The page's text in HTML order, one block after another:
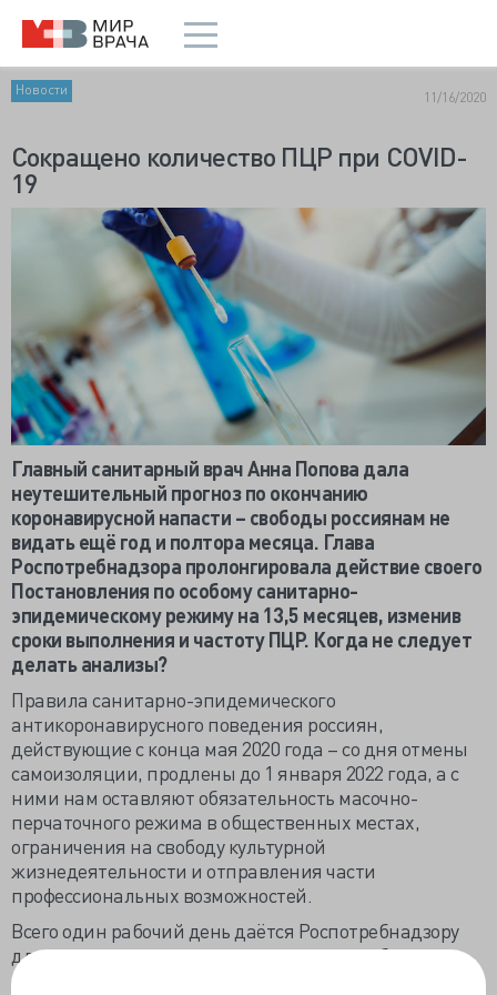
Новости 11/16/2020
Сокращено количество ПЦР при COVID-
19
Главный санитарный врач Анна Попова дала
неутешительный прогноз по окончанию
коронавирусной напасти – свободы россиянам не
видать ещё год и полтора месяца. Глава
Роспотребнадзора пролонгировала действие своего
Постановления по особому санитарно-
эпидемическому режиму на 13,5 месяцев, изменив
сроки выполнения и частоту ПЦР. Когда не следует
делать анализы?
Правила санитарно-эпидемического
антикоронавирусного поведения россиян,
действующие с конца мая 2020 года – со дня отмены
самоизоляции, продлены до 1 января 2022 года, а с
ними нам оставляют обязательность масочно-
перчаточного режима в общественных местах,
ограничения на свободу культурной
жизнедеятельности и отправления части
профессиональных возможностей.
Всего один рабочий день даётся Роспотребнадзору
для извещения всех контактировавших с больным
коронавирусной инфекцией о необходимости